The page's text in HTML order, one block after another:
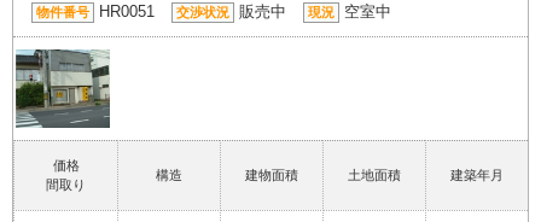
物件番号 HR0051 交渉状況 販売中 現況 空室中
価格
間取り
構造 建物面積 土地面積 建築年月